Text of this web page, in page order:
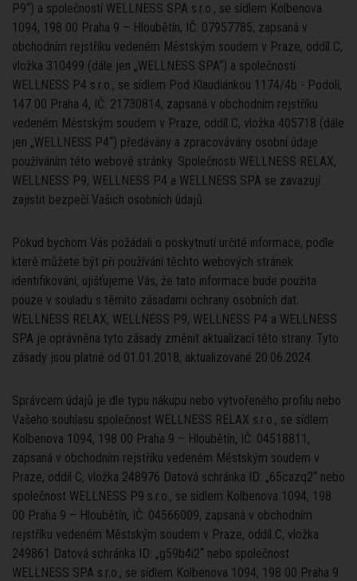
P9“) a společností WELLNESS SPA s.r.o., se sídlem Kolbenova
1094, 198 00 Praha 9 – Hloubětín, IČ: 07957785, zapsaná v
obchodním rejstříku vedeném Městským soudem v Praze, oddíl C,
vložka 310499 (dále jen „WELLNESS SPA“) a společností
WELLNESS P4 s.r.o., se sídlem Pod Klaudiánkou 1174/4b - Podolí,
147 00 Praha 4, IČ: 21730814, zapsaná v obchodním rejstříku
vedeném Městským soudem v Praze, oddíl C, vložka 405718 (dále
jen „WELLNESS P4“) předávány a zpracovávány osobní údaje
používáním této webové stránky. Společnosti WELLNESS RELAX,
WELLNESS P9, WELLNESS P4 a WELLNESS SPA se zavazují
zajistit bezpečí Vašich osobních údajů.
Pokud bychom Vás požádali o poskytnutí určité informace, podle
které můžete být při používání těchto webových stránek
identifikováni, ujišťujeme Vás, že tato informace bude použita
pouze v souladu s těmito zásadami ochrany osobních dat.
WELLNESS RELAX, WELLNESS P9, WELLNESS P4 a WELLNESS
SPA je oprávněna tyto zásady změnit aktualizací této strany. Tyto
zásady jsou platné od 01.01.2018, aktualizované 20.06.2024.
Správcem údajů je dle typu nákupu nebo vytvořeného profilu nebo
Vašeho souhlasu společnost WELLNESS RELAX s.r.o., se sídlem
Kolbenova 1094, 198 00 Praha 9 – Hloubětín, IČ: 04518811,
zapsaná v obchodním rejstříku vedeném Městským soudem v
Praze, oddíl C, vložka 248976 Datová schránka ID: „65cazq2“ nebo
společnost WELLNESS P9 s.r.o., se sídlem Kolbenova 1094, 198
00 Praha 9 – Hloubětín, IČ: 04566009, zapsaná v obchodním
rejstříku vedeném Městským soudem v Praze, oddíl C, vložka
249861 Datová schránka ID: „g59b4i2“ nebo společnost
WELLNESS SPA s.r.o., se sídlem Kolbenova 1094, 198 00 Praha 9